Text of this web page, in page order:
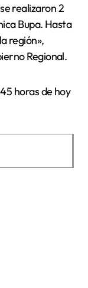
realizaron 2
Bupa. Hasta
región»,
Regional.
horas de hoy